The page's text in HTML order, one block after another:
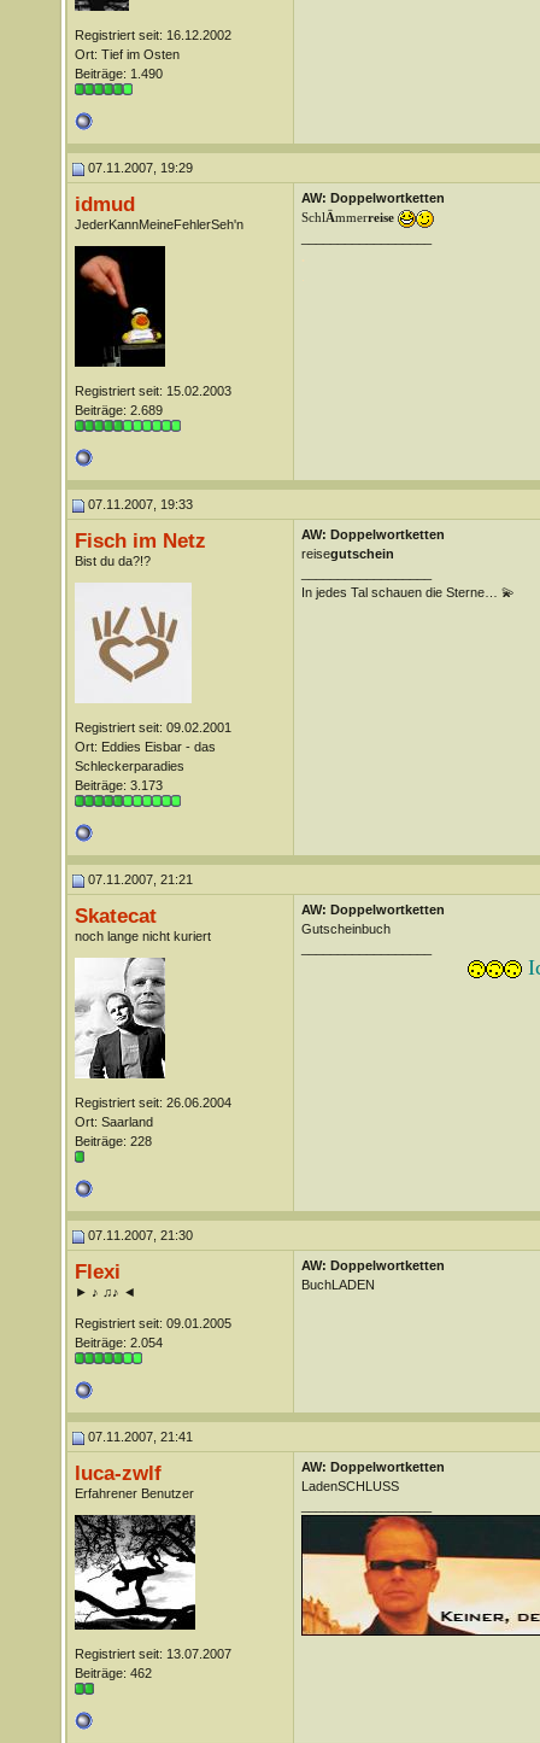
Registriert seit: 16.12.2002
Ort: Tief im Osten
Beiträge: 1.490
07.11.2007, 19:29
idmud
JederKannMeineFehlerSeh'n
Registriert seit: 15.02.2003
Beiträge: 2.689
AW: Doppelwortketten
SchlÄmmerreise
07.11.2007, 19:33
Fisch im Netz
Bist du da?!?
Registriert seit: 09.02.2001
Ort: Eddies Eisbar - das
Schleckerparadies
Beiträge: 3.173
AW: Doppelwortketten
reisegutschein
In jedes Tal schauen die Sterne… 💫
07.11.2007, 21:21
Skatecat
noch lange nicht kuriert
Registriert seit: 26.06.2004
Ort: Saarland
Beiträge: 228
AW: Doppelwortketten
Gutscheinbuch
07.11.2007, 21:30
Flexi
► ♪ ♫♪ ◄
Registriert seit: 09.01.2005
Beiträge: 2.054
AW: Doppelwortketten
BuchLADEN
07.11.2007, 21:41
luca-zwlf
Erfahrener Benutzer
Registriert seit: 13.07.2007
Beiträge: 462
AW: Doppelwortketten
LadenSCHLUSS